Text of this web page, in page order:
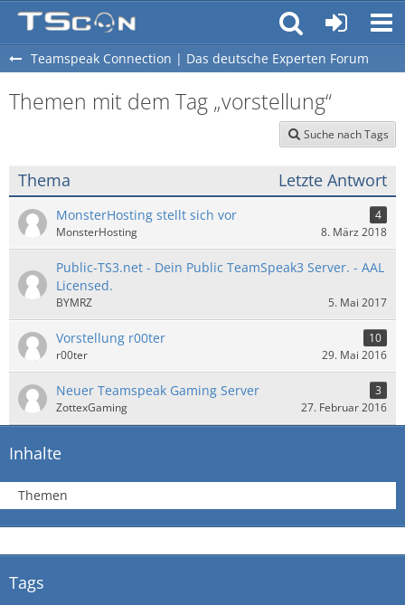
Teamspeak Connection | Das deutsche Experten Forum
Themen mit dem Tag „vorstellung“
Suche nach Tags
Thema Letzte Antwort
MonsterHosting stellt sich vor
4
MonsterHosting
8. März 2018
Public-TS3.net - Dein Public TeamSpeak3 Server. - AAL
Licensed.
BYMRZ 5. Mai 2017
Vorstellung r00ter
10
r00ter
29. Mai 2016
Neuer Teamspeak Gaming Server
3
ZottexGaming
27. Februar 2016
Inhalte
Themen
Tags